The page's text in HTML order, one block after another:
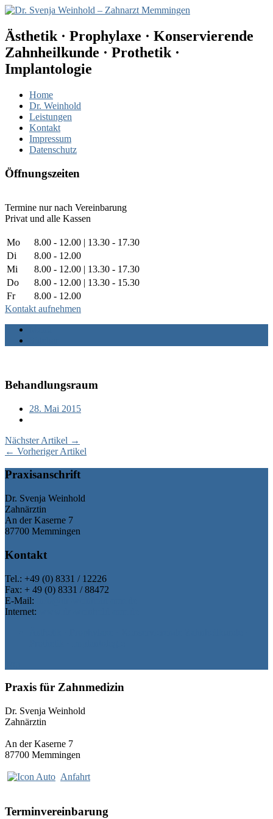
Ästhetik · Prophylaxe · Konservierende
Zahnheilkunde · Prothetik ·
Implantologie
Home
Dr. Weinhold
Leistungen
Kontakt
Impressum
Datenschutz
Öffnungszeiten
Termine nur nach Vereinbarung
Privat und alle Kassen
Mo
8.00 - 12.00 | 13.30 - 17.30
Di
8.00 - 12.00
Mi
8.00 - 12.00 | 13.30 - 17.30
Do
8.00 - 12.00 | 13.30 - 15.30
Fr
8.00 - 12.00
Kontakt aufnehmen
Behandlungsraum
28. Mai 2015
Nächster Artikel →
← Vorheriger Artikel
Praxisanschrift
Dr. Svenja Weinhold
Zahnärztin
An der Kaserne 7
87700 Memmingen
Kontakt
Tel.: +49 (0) 8331 / 12226
Fax: + 49 (0) 8331 / 88472
E-Mail:
Internet:
Praxis für Zahnmedizin
Dr. Svenja Weinhold
Zahnärztin
An der Kaserne 7
87700 Memmingen
Anfahrt
Terminvereinbarung